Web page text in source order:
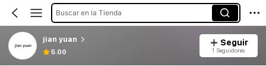
Buscar en la Tienda
jian yuan
5.00
Seguir
1 Seguidores